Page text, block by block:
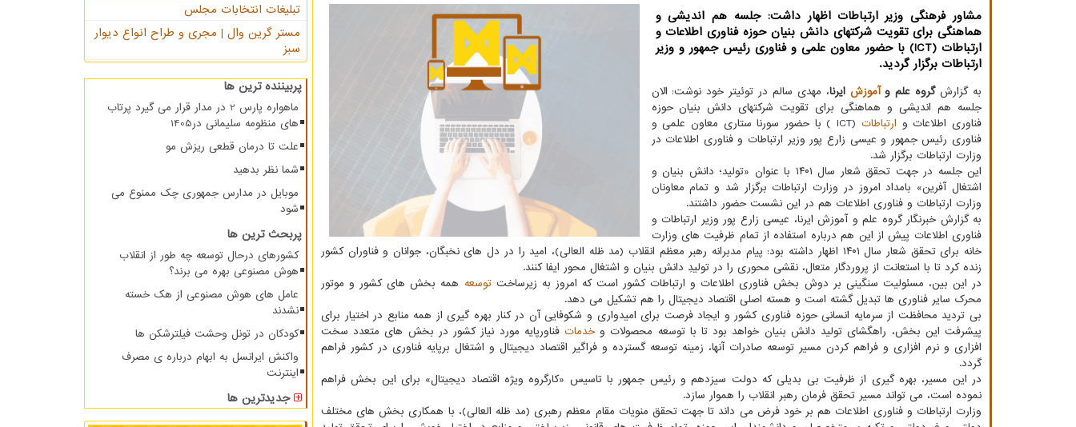
مشاور فرهنگی وزیر ارتباطات اظهار داشت: جلسه هم اندیشی و
هماهنگی برای تقویت شرکتهای دانش بنیان حوزه فناوری اطلاعات و
ارتباطات (ICT) با حضور معاون علمی و فناوری رئیس جمهور و وزیر
ارتباطات برگزار گردید.
به گزارشگروه علم وآموزش ایرنا، مهدی سالم در توئیتر خود نوشت: الان
جلسه هم اندیشی و هماهنگی برای تقویت شرکتهای دانش بنیان حوزه
فناوری اطلاعات و ارتباطات
(ICT ) با حضور سورنا ستاری معاون علمی و
فناوری رئیس جمهور و عیسی زارع پور وزیر ارتباطات و فناوری اطلاعات در
وزارت ارتباطات برگزار شد.
این جلسه در جهت تحقق شعار سال ۱۴۰۱ با عنوان «تولید؛ دانش بنیان و
اشتغال آفرین» بامداد امروز در وزارت ارتباطات برگزار شد و تمام معاونان
وزارت ارتباطات و فناوری اطلاعات هم در این نشست حضور داشتند.
به گزارش خبرنگار گروه علم و آموزش ایرنا، عیسی زارع پور وزیر ارتباطات و
فناوری اطلاعات پیش از این هم درباره استفاده از تمام ظرفیت های وزارت
خانه برای تحقق شعار سال ۱۴۰۱ اظهار داشته بود: پیام مدبرانه رهبر معظم انقلاب (مد ظله العالی)، امید را در دل های نخبگان، جوانان و فناوران کشور
زنده کرد تا با استعانت از پروردگار متعال، نقشی محوری را در تولیدِ دانش بنیان و اشتغال محور ایفا کنند.
در این بین، مسئولیت سنگینی بر دوش بخش فناوری اطلاعات و ارتباطات کشور است که امروز به زیرساختتوسعه همه بخش های کشور و موتور
محرک سایر فناوری ها تبدیل گشته است و هسته اصلی اقتصاد دیجیتال را هم تشکیل می دهد.
بی تردید محافظت از سرمایه انسانی حوزه فناوری کشور و ایجاد فرصت برای امیدواری و شکوفایی آن در کنار بهره گیری از همه منابع در اختیار برای
پیشرفت این بخش، راهگشای تولید دانش بنیان خواهد بود تا با توسعه محصولات وخدمات فناورپایه مورد نیاز کشور در بخش های متعدد سخت
افزاری و نرم افزاری و فراهم کردن مسیر توسعه صادرات آنها، زمینه توسعه گسترده و فراگیر اقتصاد دیجیتال و اشتغال برپایه فناوری در کشور فراهم
گردد.
در این مسیر، بهره گیری از ظرفیت بی بدیلی که دولت سیزدهم و رئیس جمهور با تاسیس «کارگروه ویژه اقتصاد دیجیتال» برای این بخش فراهم
نموده است، می تواند مسیر تحقق فرمان رهبر انقلاب را هموار سازد.
وزارت ارتباطات و فناوری اطلاعات هم بر خود فرض می داند تا جهت تحقق منویات مقام معظم رهبری (مد ظله العالی)، با همکاری بخش های مختلف
تبلیغات انتخابات مجلس
مستر گرین وال | مجری و طراح انواع دیوار
سبز
پربیننده ترین ها
ماهواره پارس 2 در مدار قرار می گیرد پرتاب
های منظومه سلیمانی در1405
علت تا درمان قطعی ریزش مو
شما نظر بدهید
موبایل در مدارس جمهوری چک ممنوع می
شود
پربحث ترین ها
کشورهای درحال توسعه چه طور از انقلاب
هوش مصنوعی بهره می برند؟
عامل های هوش مصنوعی از هک خسته
نشدند
کودکان در تونل وحشت فیلترشکن ها
واکنش ایرانسل به ابهام درباره ی مصرف
اینترنت
جدیدترین ها